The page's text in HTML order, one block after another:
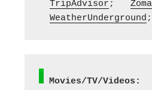
TripAdvisor;
WeatherUnderground;
Movies/TV/Videos: